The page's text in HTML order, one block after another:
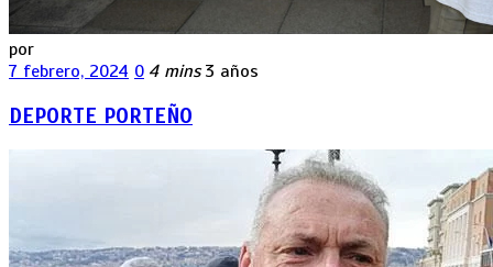
por
7 febrero, 2024 0 4 mins 3 años
DEPORTE PORTEÑO